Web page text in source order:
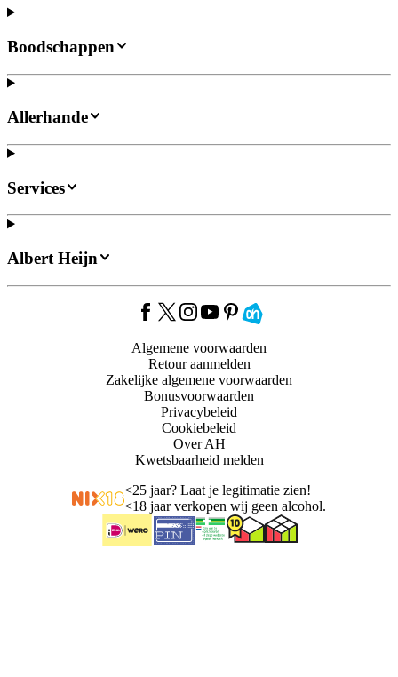
Boodschappen
Allerhande
Services
Albert Heijn
Algemene voorwaarden
Retour aanmelden
Zakelijke algemene voorwaarden
Bonusvoorwaarden
Privacybeleid
Cookiebeleid
Over AH
Kwetsbaarheid melden
<25 jaar? Laat je legitimatie zien!
<18 jaar verkopen wij geen alcohol.